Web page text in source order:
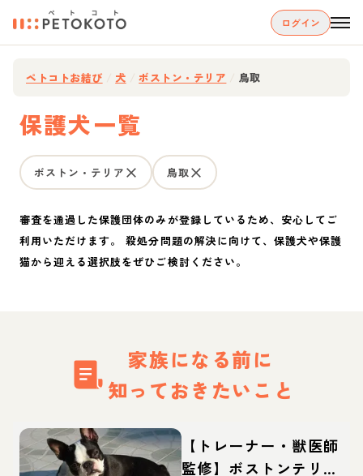
ログイン
ペトコトお結び 犬 ボストン・テリア 鳥取
保護犬一覧
ボストン・テリア 鳥取
審査を通過した保護団体のみが登録しているため、安心してご
利用いただけます。 殺処分問題の解決に向けて、保護犬や保護
猫から迎える選択肢をぜひご検討ください。
家族になる前に
知っておきたいこと
【トレーナー・獣医師
監修】ボストンテリア